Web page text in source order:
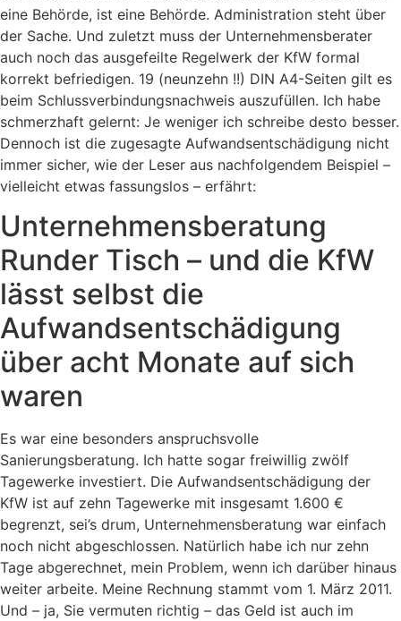
eine Behörde, ist eine Behörde. Administration steht über
der Sache. Und zuletzt muss der Unternehmensberater
auch noch das ausgefeilte Regelwerk der KfW formal
korrekt befriedigen. 19 (neunzehn !!) DIN A4-Seiten gilt es
beim Schlussverbindungsnachweis auszufüllen. Ich habe
schmerzhaft gelernt: Je weniger ich schreibe desto besser.
Dennoch ist die zugesagte Aufwandsentschädigung nicht
immer sicher, wie der Leser aus nachfolgendem Beispiel –
vielleicht etwas fassungslos – erfährt:
Unternehmensberatung
Runder Tisch – und die KfW
lässt selbst die
Aufwandsentschädigung
über acht Monate auf sich
waren
Es war eine besonders anspruchsvolle
Sanierungsberatung. Ich hatte sogar freiwillig zwölf
Tagewerke investiert. Die Aufwandsentschädigung der
KfW ist auf zehn Tagewerke mit insgesamt 1.600 €
begrenzt, sei’s drum, Unternehmensberatung war einfach
noch nicht abgeschlossen. Natürlich habe ich nur zehn
Tage abgerechnet, mein Problem, wenn ich darüber hinaus
weiter arbeite. Meine Rechnung stammt vom 1. März 2011.
Und – ja, Sie vermuten richtig – das Geld ist auch im